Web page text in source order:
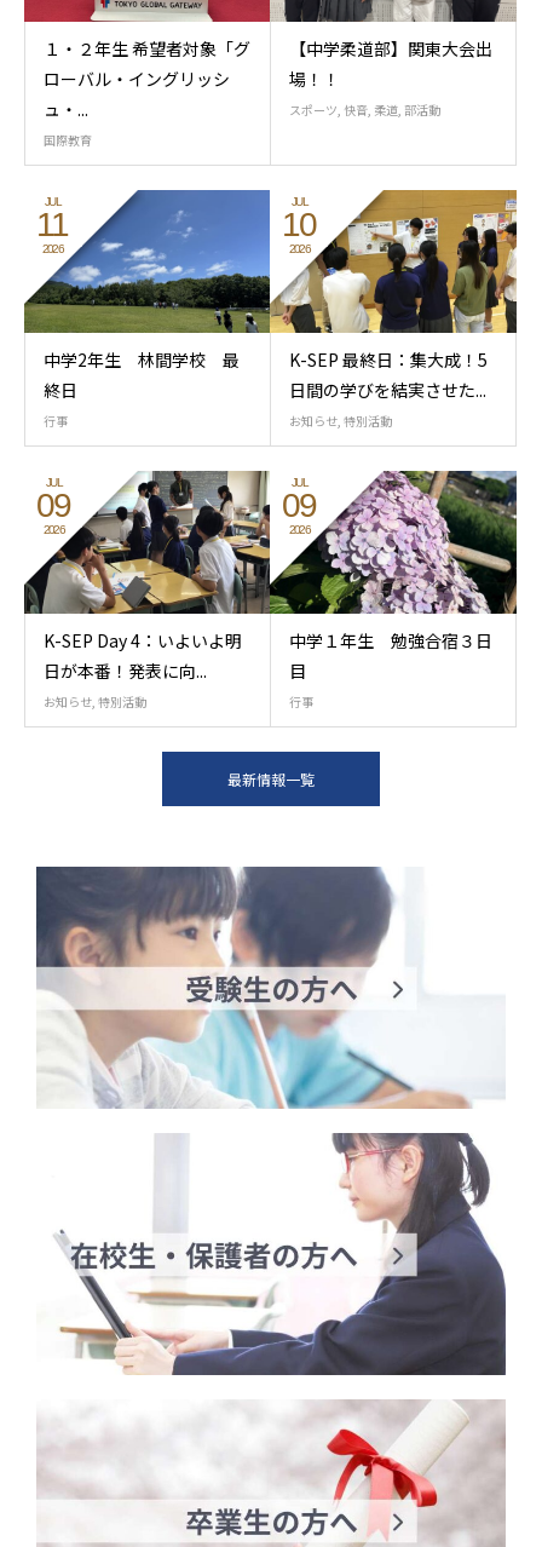
１・２年生 希望者対象「グ
ローバル・イングリッシ
ュ・...
国際教育
【中学柔道部】関東大会出
場！！
スポーツ, 快音, 柔道, 部活動
JUL
11
2026
中学2年生 林間学校 最
終日
行事
JUL
10
2026
K-SEP 最終日：集大成！5
日間の学びを結実させた...
お知らせ, 特別活動
JUL
09
2026
K-SEP Day 4：いよいよ明
日が本番！発表に向...
お知らせ, 特別活動
JUL
09
2026
中学１年生 勉強合宿３日
目
行事
最新情報一覧